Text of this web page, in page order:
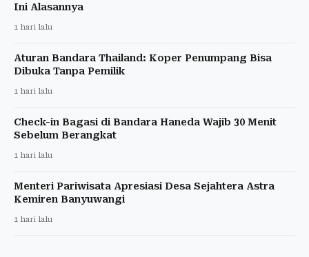
Ini Alasannya
1 hari lalu
Aturan Bandara Thailand: Koper Penumpang Bisa
Dibuka Tanpa Pemilik
1 hari lalu
Check-in Bagasi di Bandara Haneda Wajib 30 Menit
Sebelum Berangkat
1 hari lalu
Menteri Pariwisata Apresiasi Desa Sejahtera Astra
Kemiren Banyuwangi
1 hari lalu